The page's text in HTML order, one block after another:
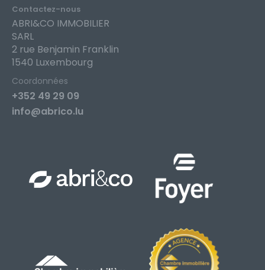
Contactez-nous
ABRI&CO IMMOBILIER
SARL
2 rue Benjamin Franklin
1540 Luxembourg
Coordonnées
+352 49 29 09
info@abrico.lu